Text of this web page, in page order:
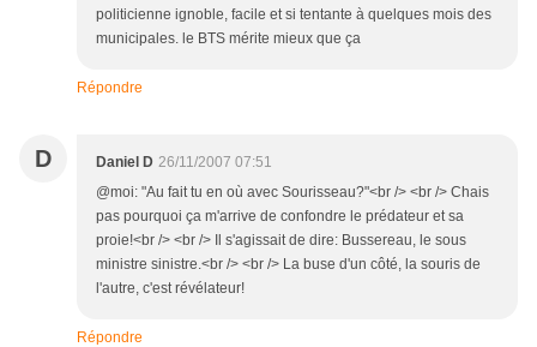
politicienne ignoble, facile et si tentante à quelques mois des
municipales. le BTS mérite mieux que ça
Répondre
D Daniel D 26/11/2007 07:51
@moi: "Au fait tu en où avec Sourisseau?"<br /> <br /> Chais
pas pourquoi ça m'arrive de confondre le prédateur et sa
proie!<br /> <br /> Il s'agissait de dire: Bussereau, le sous
ministre sinistre.<br /> <br /> La buse d'un côté, la souris de
l'autre, c'est révélateur!
Répondre